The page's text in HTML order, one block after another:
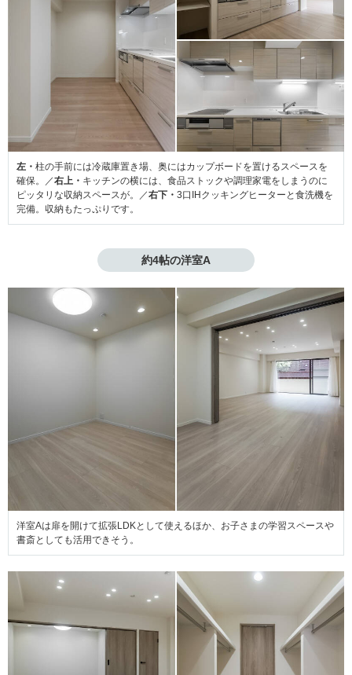
左・ 柱の手前には冷蔵庫置き場、奥にはカップボードを置けるスペースを
確保。／右上・ キッチンの横には、食品ストックや調理家電をしまうのに
ピッタリな収納スペースが。／右下・ 3口IHクッキングヒーターと食洗機を
完備。収納もたっぷりです。
約4帖の洋室A
洋室Aは扉を開けて拡張LDKとして使えるほか、お子さまの学習スペースや
書斎としても活用できそう。